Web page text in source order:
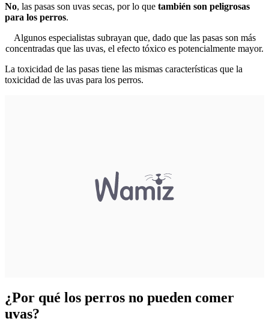
No, las pasas son uvas secas, por lo que también son peligrosas
para los perros.
Algunos especialistas subrayan que, dado que las pasas son más
concentradas que las uvas, el efecto tóxico es potencialmente mayor.
La toxicidad de las pasas tiene las mismas características que la
toxicidad de las uvas para los perros.
¿Por qué los perros no pueden comer
uvas?